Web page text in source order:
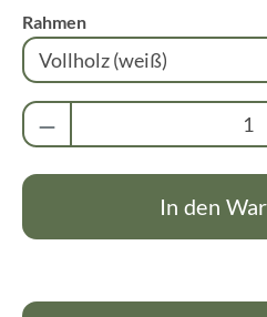
Rahmenauswählen
Produkt Anzahl: Gib
In den